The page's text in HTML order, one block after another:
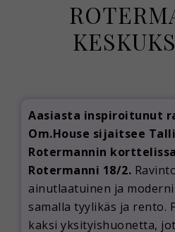
Aasiasta inspiroitunut
Om.House sijaitsee
Rotermannin
Rotermanni 18/2.
ainutlaatuinen ja
samalla tyylikäs ja rento.
kaksi yksityishuonetta,